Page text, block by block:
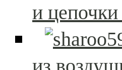
и